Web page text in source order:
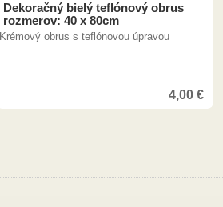
Dekoračný bielý teflónový obrus
rozmerov: 40 x 80cm
Krémový obrus s teflónovou úpravou
4,00€